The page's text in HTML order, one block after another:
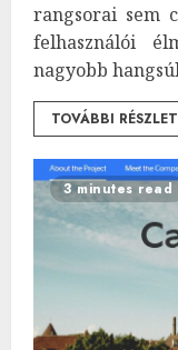
rangsorai sem
felhasználói
nagyobb
TOVÁBBI
3 minutes read